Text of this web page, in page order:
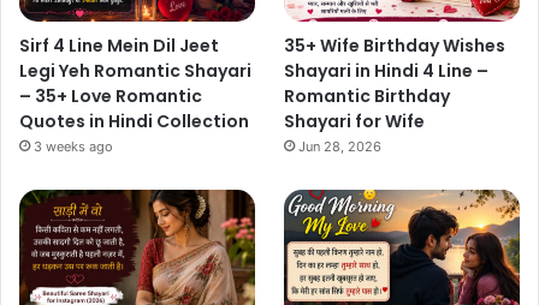
Sirf 4 Line Mein Dil Jeet
Legi Yeh Romantic Shayari
– 35+ Love Romantic
Quotes in Hindi Collection
3 weeks ago
35+ Wife Birthday Wishes
Shayari in Hindi 4 Line –
Romantic Birthday
Shayari for Wife
Jun 28, 2026